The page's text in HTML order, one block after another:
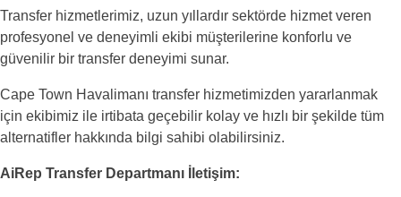
Transfer hizmetlerimiz, uzun yıllardır sektörde hizmet veren
profesyonel ve deneyimli ekibi müşterilerine konforlu ve
güvenilir bir transfer deneyimi sunar.
Cape Town Havalimanı transfer hizmetimizden yararlanmak
için ekibimiz ile irtibata geçebilir kolay ve hızlı bir şekilde tüm
alternatifler hakkında bilgi sahibi olabilirsiniz.
AiRep Transfer Departmanı İletişim: